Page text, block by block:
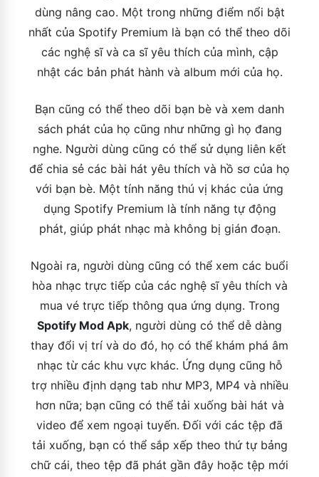
dùng nâng cao. Một trong những điểm nổi bật
nhất của Spotify Premium là bạn có thể theo dõi
các nghệ sĩ và ca sĩ yêu thích của mình, cập
nhật các bản phát hành và album mới của họ.
Bạn cũng có thể theo dõi bạn bè và xem danh
sách phát của họ cũng như những gì họ đang
nghe. Người dùng cũng có thể sử dụng liên kết
để chia sẻ các bài hát yêu thích và hồ sơ của họ
với bạn bè. Một tính năng thú vị khác của ứng
dụng Spotify Premium là tính năng tự động
phát, giúp phát nhạc mà không bị gián đoạn.
Ngoài ra, người dùng cũng có thể xem các buổi
hòa nhạc trực tiếp của các nghệ sĩ yêu thích và
mua vé trực tiếp thông qua ứng dụng. Trong
Spotify Mod Apk, người dùng có thể dễ dàng
thay đổi vị trí và do đó, họ có thể khám phá âm
nhạc từ các khu vực khác. Ứng dụng cũng hỗ
trợ nhiều định dạng tab như MP3, MP4 và nhiều
hơn nữa; bạn cũng có thể tải xuống bài hát và
video để xem ngoại tuyến. Đối với các tệp đã
tải xuống, bạn có thể sắp xếp theo thứ tự bảng
chữ cái, theo tệp đã phát gần đây hoặc tệp mới